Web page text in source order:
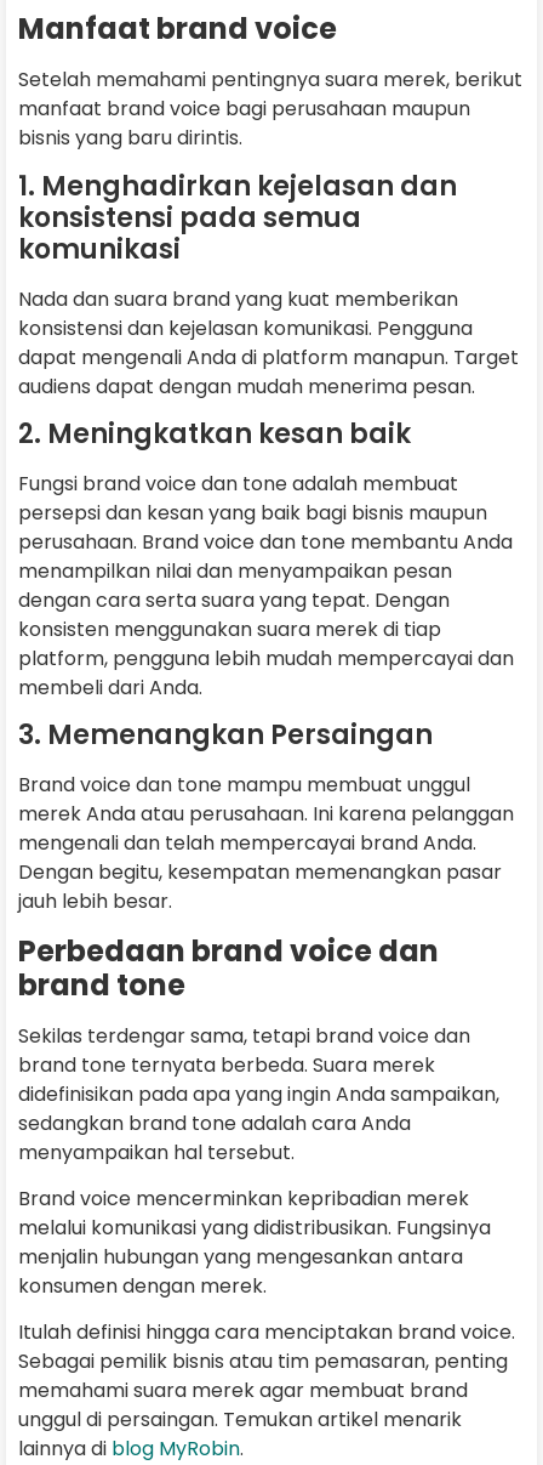
Manfaat brand voice
Setelah memahami pentingnya suara merek, berikut
manfaat brand voice bagi perusahaan maupun
bisnis yang baru dirintis.
1. Menghadirkan kejelasan dan
konsistensi pada semua
komunikasi
Nada dan suara brand yang kuat memberikan
konsistensi dan kejelasan komunikasi. Pengguna
dapat mengenali Anda di platform manapun. Target
audiens dapat dengan mudah menerima pesan.
2. Meningkatkan kesan baik
Fungsi brand voice dan tone adalah membuat
persepsi dan kesan yang baik bagi bisnis maupun
perusahaan. Brand voice dan tone membantu Anda
menampilkan nilai dan menyampaikan pesan
dengan cara serta suara yang tepat. Dengan
konsisten menggunakan suara merek di tiap
platform, pengguna lebih mudah mempercayai dan
membeli dari Anda.
3. Memenangkan Persaingan
Brand voice dan tone mampu membuat unggul
merek Anda atau perusahaan. Ini karena pelanggan
mengenali dan telah mempercayai brand Anda.
Dengan begitu, kesempatan memenangkan pasar
jauh lebih besar.
Perbedaan brand voice dan
brand tone
Sekilas terdengar sama, tetapi brand voice dan
brand tone ternyata berbeda. Suara merek
didefinisikan pada apa yang ingin Anda sampaikan,
sedangkan brand tone adalah cara Anda
menyampaikan hal tersebut.
Brand voice mencerminkan kepribadian merek
melalui komunikasi yang didistribusikan. Fungsinya
menjalin hubungan yang mengesankan antara
konsumen dengan merek.
Itulah definisi hingga cara menciptakan brand voice.
Sebagai pemilik bisnis atau tim pemasaran, penting
memahami suara merek agar membuat brand
unggul di persaingan. Temukan artikel menarik
lainnya di blog MyRobin.